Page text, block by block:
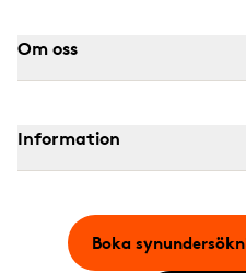
Om oss
Information
Boka